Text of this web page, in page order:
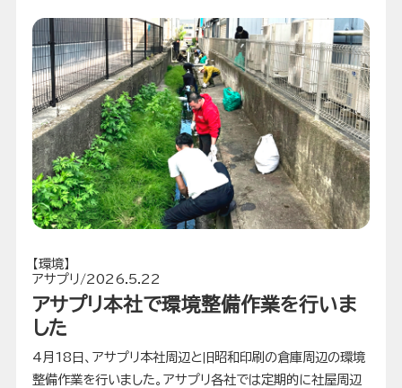
【環境】
アサプリ/2026.5.22
アサプリ本社で環境整備作業を行いま
した
4月18日、アサプリ本社周辺と旧昭和印刷の倉庫周辺の環境
整備作業を行いました。アサプリ各社では定期的に社屋周辺